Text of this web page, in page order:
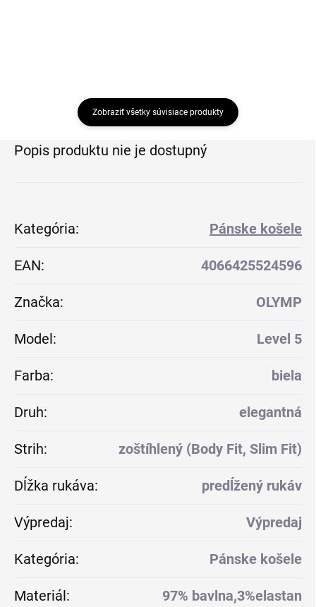
Zobraziť všetky súvisiace produkty
Popis produktu nie je dostupný
Kategória: Pánske košele
EAN: 4066425524596
Značka: OLYMP
Model: Level 5
Farba: biela
Druh: elegantná
Strih: zoštíhlený (Body Fit, Slim Fit)
Dĺžka rukáva: predĺžený rukáv
Výpredaj: Výpredaj
Kategória: Pánske košele
Materiál: 97% bavlna,3%elastan